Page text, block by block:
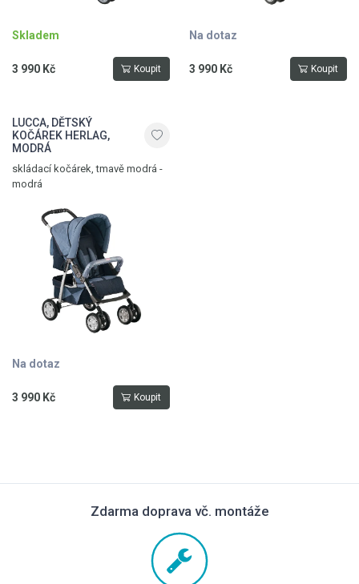
Skladem
3 990 Kč Koupit
Na dotaz
3 990 Kč Koupit
LUCCA, DĚTSKÝ
KOČÁREK HERLAG,
MODRÁ
skládací kočárek, tmavě modrá -
modrá
Na dotaz
3 990 Kč Koupit
Zdarma doprava vč. montáže